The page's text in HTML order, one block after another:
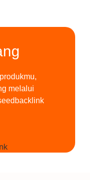
melalui